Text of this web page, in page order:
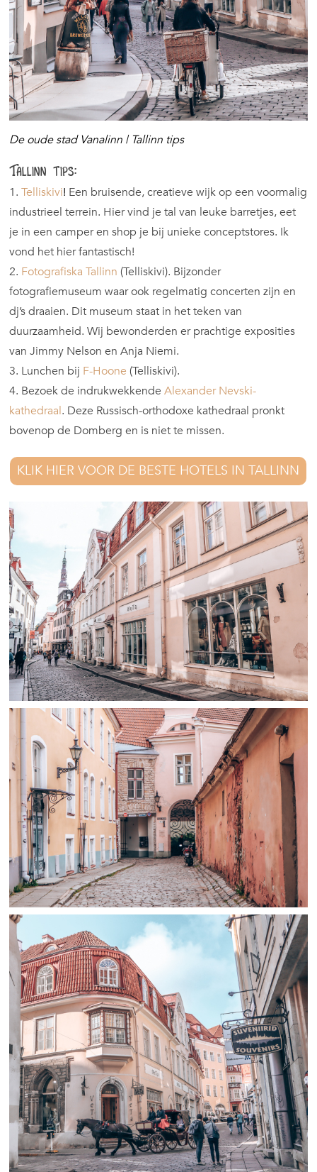
De oude stad Vanalinn | Tallinn tips
Tallinn tips:
1.Telliskivi! Een bruisende, creatieve wijk op een voormalig
industrieel terrein. Hier vind je tal van leuke barretjes, eet
je in een camper en shop je bij unieke conceptstores. Ik
vond het hier fantastisch!
2. Fotografiska Tallinn (Telliskivi). Bijzonder
fotografiemuseum waar ook regelmatig concerten zijn en
dj’s draaien. Dit museum staat in het teken van
duurzaamheid. Wij bewonderden er prachtige exposities
van Jimmy Nelson en Anja Niemi.
3. Lunchen bij F-Hoone (Telliskivi).
4. Bezoek de indrukwekkendeAlexander Nevski-
kathedraal. Deze Russisch-orthodoxe kathedraal pronkt
bovenop de Domberg en is niet te missen.
KLIK HIER VOOR DE BESTE HOTELS IN TALLINN